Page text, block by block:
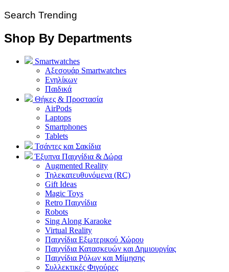
Search Trending
Shop By Departments
Smartwatches
Αξεσουάρ Smartwatches
Ενηλίκων
Παιδικά
Θήκες & Προστασία
AirPods
Laptops
Smartphones
Tablets
Τσάντες και Σακίδια
Έξυπνα Παιχνίδια & Δώρα
Augmented Reality
Τηλεκατευθυνόμενα (RC)
Gift Ideas
Magic Toys
Retro Παιχνίδια
Robots
Sing Along Karaoke
Virtual Reality
Παιχνίδια Εξωτερικού Χώρου
Παιχνίδια Κατασκευών και Δημιουργίας
Παιχνίδια Ρόλων και Μίμησης
Συλλεκτικές Φιγούρες